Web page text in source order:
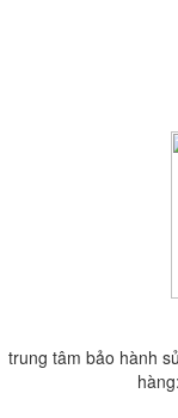
trung tâm bảo hành